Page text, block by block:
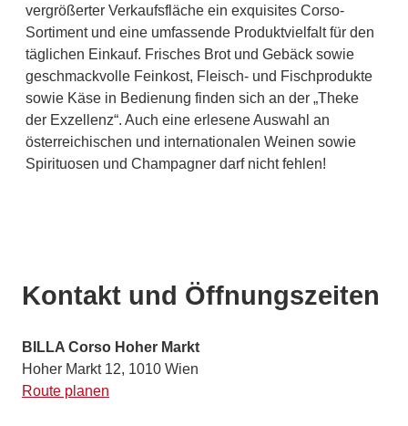
vergrößerter Verkaufsfläche ein exquisites Corso-
Sortiment und eine umfassende Produktvielfalt für den
täglichen Einkauf. Frisches Brot und Gebäck sowie
geschmackvolle Feinkost, Fleisch- und Fischprodukte
sowie Käse in Bedienung finden sich an der „Theke
der Exzellenz“. Auch eine erlesene Auswahl an
österreichischen und internationalen Weinen sowie
Spirituosen und Champagner darf nicht fehlen!
Kontakt und Öffnungszeiten
BILLA Corso Hoher Markt
Hoher Markt 12, 1010 Wien
Route planen